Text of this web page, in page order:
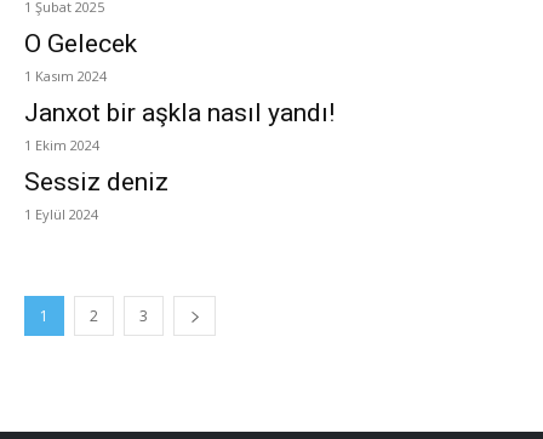
1 Şubat 2025
O Gelecek
1 Kasım 2024
Janxot bir aşkla nasıl yandı!
1 Ekim 2024
Sessiz deniz
1 Eylül 2024
1 2 3